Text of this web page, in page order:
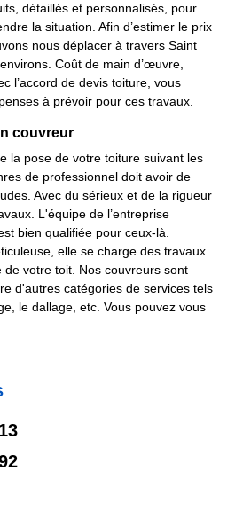
détaillés et personnalisés, pour
la situation. Afin d’estimer le prix
nous déplacer à travers Saint
Coût de main d’œuvre,
l’accord de devis toiture, vous
à prévoir pour ces travaux.
couvreur
la pose de votre toiture suivant les
de professionnel doit avoir de
Avec du sérieux et de la rigueur
L'équipe de l’entreprise
bien qualifiée pour ceux-là.
elle se charge des travaux
votre toit. Nos couvreurs sont
d'autres catégories de services tels
le dallage, etc. Vous pouvez vous